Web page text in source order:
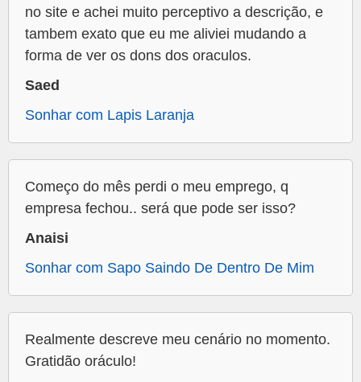
no site e achei muito perceptivo a descrição, e
tambem exato que eu me aliviei mudando a
forma de ver os dons dos oraculos.
Saed
Sonhar com Lapis Laranja
Começo do mês perdi o meu emprego, q
empresa fechou.. será que pode ser isso?
Anaisi
Sonhar com Sapo Saindo De Dentro De Mim
Realmente descreve meu cenário no momento.
Gratidão oráculo!